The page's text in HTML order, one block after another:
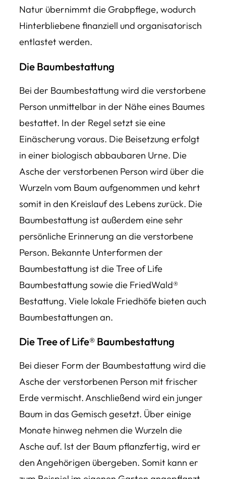
Natur übernimmt die Grabpflege, wodurch
Hinterbliebene finanziell und organisatorisch
entlastet werden.
Die Baumbestattung
Bei der Baumbestattung wird die verstorbene
Person unmittelbar in der Nähe eines Baumes
bestattet. In der Regel setzt sie eine
Einäscherung voraus. Die Beisetzung erfolgt
in einer biologisch abbaubaren Urne. Die
Asche der verstorbenen Person wird über die
Wurzeln vom Baum aufgenommen und kehrt
somit in den Kreislauf des Lebens zurück. Die
Baumbestattung ist außerdem eine sehr
persönliche Erinnerung an die verstorbene
Person. Bekannte Unterformen der
Baumbestattung ist die Tree of Life
Baumbestattung sowie die FriedWald®
Bestattung. Viele lokale Friedhöfe bieten auch
Baumbestattungen an.
Die Tree of Life®Baumbestattung
Bei dieser Form der Baumbestattung wird die
Asche der verstorbenen Person mit frischer
Erde vermischt. Anschließend wird ein junger
Baum in das Gemisch gesetzt. Über einige
Monate hinweg nehmen die Wurzeln die
Asche auf. Ist der Baum pflanzfertig, wird er
den Angehörigen übergeben. Somit kann er